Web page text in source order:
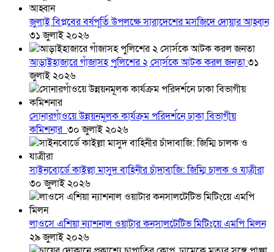
জুলাই বিপ্লবের বর্ষপূর্তি উপলক্ষে সারাদেশের মসজিদে দোয়ার আহ্বান
৩১ জুলাই ২০২৬
আড়াইহাজারে গাঁজাসহ পুলিশের ২ সোর্সকে আটক করল জনতা৩১
জুলাই ২০২৬
সোনারগাঁওয়ে উন্নয়নমূলক কার্যক্রম পরিদর্শনে ঢাকা বিভাগীয়
কমিশনার ৩০ জুলাই ২০২৬
সাইনবোর্ডে কাইল্লা মাসুদ বাহিনীর চাঁদাবাজি: জিম্মি চালক ও যাত্রীরা
৩০ জুলাই ২০২৬
লাওসে এশিয়া ন্যাশনাল ওয়াটার কনসালটেটিভ মিটিংয়ে এমপি মিলন
২৯ জুলাই ২০২৬